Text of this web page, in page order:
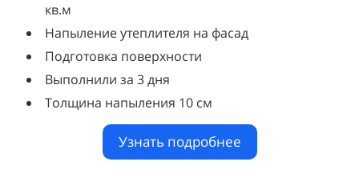
кв.м
Напыление утеплителя на фасад
Подготовка поверхности
Выполнили за 3 дня
Толщина напыления 10 см
Узнать подробнее
Выполнение за 2 дня
После оформления сметы приступаем к
выполнению работы
Утепляем разные поверхности объектов
Нанесение полиуретановой эмали
Узнать подробнее
Подготовка поверхности объекта
Напыление на крышу перед гидроизоляцией
Качественное нанесение полимочевины
Общее количество 10 коттеджей
Выполнили работу в срок
Узнать подробнее